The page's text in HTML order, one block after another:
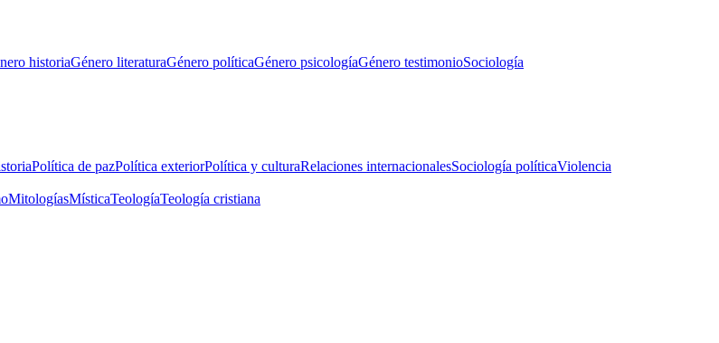
historiaGénero literaturaGénero políticaGénero psicologíaGénero testimonioSociología
Política de pazPolítica exteriorPolítica y culturaRelaciones internacionalesSociología políticaViolencia
MitologíasMísticaTeologíaTeología cristiana